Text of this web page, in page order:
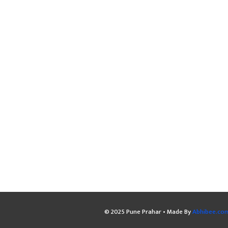
© 2025 Pune Prahar • Made By